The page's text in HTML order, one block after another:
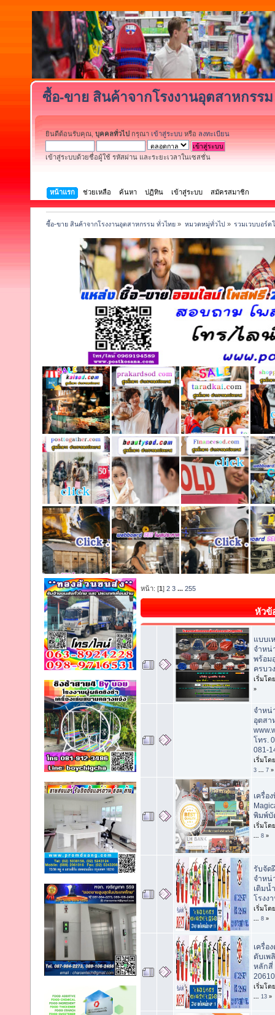
ซื้อ-ขาย สินค้าจากโรงงานอุตสาหกรร
ยินดีต้อนรับคุณ, บุคคลทั่วไป กรุณา เข้าสู่ระบบ หรือ ลงทะเบียน
เข้าสู่ระบบด้วยชื่อผู้ใช้ รหัสผ่าน และระยะเวลาในเซสชั่น
หน้าแรก ช่วยเหลือ ค้นหา ปฏิทิน เข้าสู่ระบบ สมัครสมาชิก
ซื้อ-ขาย สินค้าจากโรงงานอุตสาหกรรม ทั่วไทย » หมวดหมู่ทั่วไป» รวมเวบบอร์ด
หน้า: [1 ] 2 3 ... 255
หัวข้
แบบเ
จำหน่
พร้อม
ครบว
เริ่มโด
»
จำหน่
อุตสา
โทร.
081-
เริ่มโด
3 ... 7 »
เครื่อ
พิมพ์บั
เริ่มโด
... 8 »
รับจัด
จำหน่
เติมน้
โรงง
เริ่มโด
... 8 »
เครื่อ
ดับเพ
หลักสี่
เริ่มโด
... 13 »